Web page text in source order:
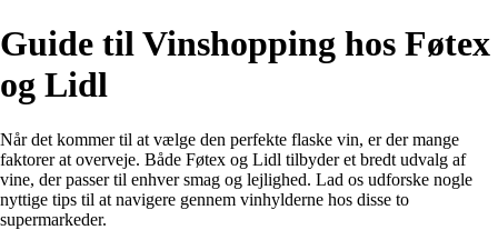
Guide til Vinshopping hos Føtex
og Lidl
Når det kommer til at vælge den perfekte flaske vin, er der mange
faktorer at overveje. Både Føtex og Lidl tilbyder et bredt udvalg af
vine, der passer til enhver smag og lejlighed. Lad os udforske nogle
nyttige tips til at navigere gennem vinhylderne hos disse to
supermarkeder.